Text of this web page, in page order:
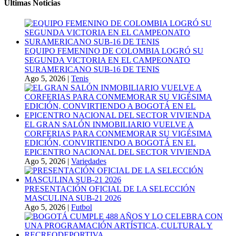
Ultimas Noticias
EQUIPO FEMENINO DE COLOMBIA LOGRÓ SU
SEGUNDA VICTORIA EN EL CAMPEONATO
SURAMERICANO SUB-16 DE TENIS
Ago 5, 2026 | Tenis
EL GRAN SALÓN INMOBILIARIO VUELVE A
CORFERIAS PARA CONMEMORAR SU VIGÉSIMA
EDICIÓN, CONVIRTIENDO A BOGOTÁ EN EL
EPICENTRO NACIONAL DEL SECTOR VIVIENDA
Ago 5, 2026 | Variedades
PRESENTACIÓN OFICIAL DE LA SELECCIÓN
MASCULINA SUB-21 2026
Ago 5, 2026 | Futbol